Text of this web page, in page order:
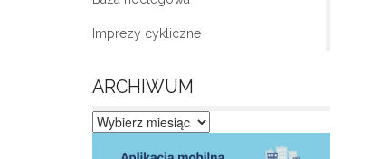
Imprezy cykliczne
ARCHIWUM
Archiwum